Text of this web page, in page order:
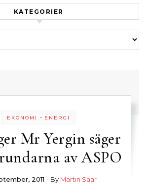
KATEGORIER
EKONOMI - ENERGI
Mr Yergin säger
av ASPO
2011 - By Martin Saar